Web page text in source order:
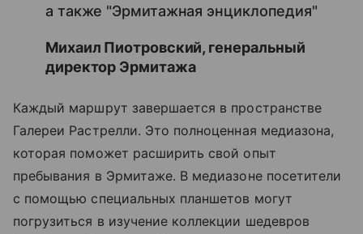
а также "Эрмитажная энциклопедия"
Михаил Пиотровский, генеральный
директор Эрмитажа
Каждый маршрут завершается в пространстве
Галереи Растрелли. Это полноценная медиазона,
которая поможет расширить свой опыт
пребывания в Эрмитаже. В медиазоне посетители
с помощью специальных планшетов могут
погрузиться в изучение коллекции шедевров